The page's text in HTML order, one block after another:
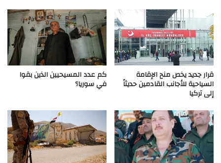
قرار جديد يخص منح الإقامة
السياحية للأجانب القادمين حديثاً
إلى تركيا
كم عدد المسيحيين الذين بقوا
في سوريا؟